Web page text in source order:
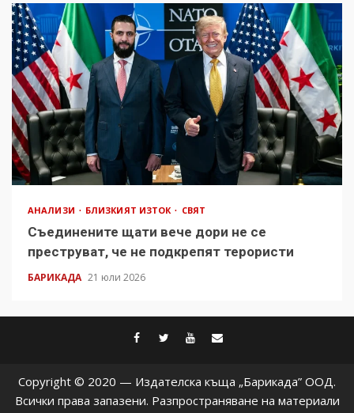
АНАЛИЗИ БЛИЗКИЯТ ИЗТОК СВЯТ
Съединените щати вече дори не се
преструват, че не подкрепят терористи
БАРИКАДА 21 юли 2026
facebook
twitter
youtube
Copyright © 2020 — Издателска къща „Барикада” ООД.
Всички права запазени. Разпространяване на материали